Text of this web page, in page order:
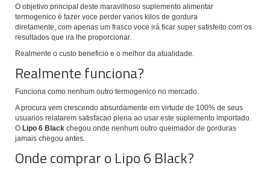
O objetivo principal deste maravilhoso suplemento alimentar
termogenico é fazer voce perder varios kilos de gordura
diretamente, com apenas um frasco voce irá ficar super satisfeito com os
resultados que ira lhe proporcionar.
Realmente o custo beneficio e o melhor da atualidade.
Realmente funciona?
Funciona como nenhum outro termogenico no mercado.
A procura vem crescendo absurdamente em virtude de 100% de seus
usuarios relatarem satisfacao plena ao usar este suplemento importado.
O Lipo 6 Black chegou onde nenhum outro queimador de gorduras
jamais chegou antes.
Onde comprar o Lipo 6 Black?